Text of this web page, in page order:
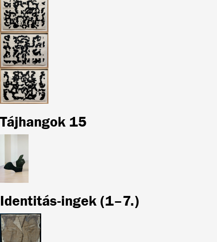
Tájhangok 15
Identitás-ingek (1–7.)